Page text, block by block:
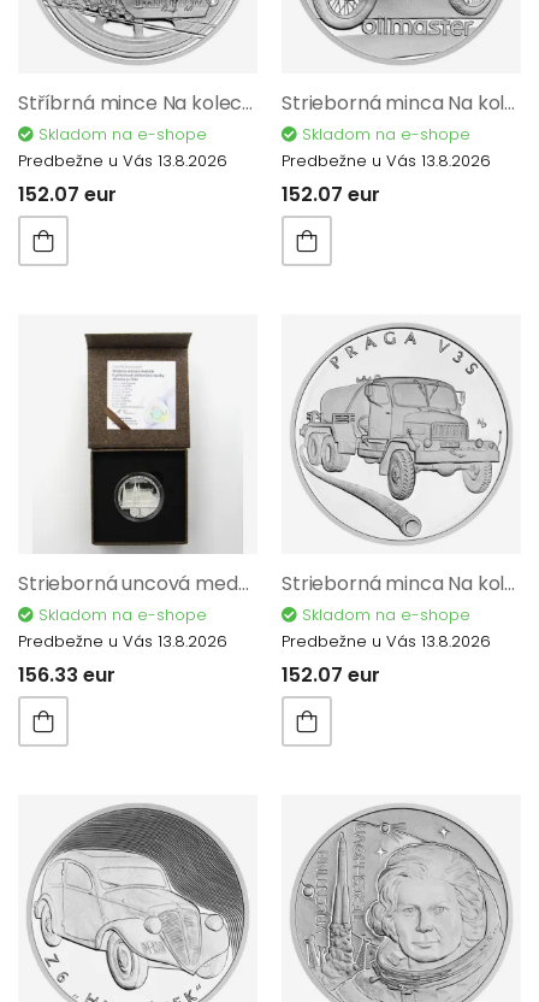
Stříbrná mince Na kolech - Elektrická lokomotiva S 699.001 proof
Skladom na e-shope
Predbežne u Vás 13.8.2026
152.07 eur
Strieborná minca Na kolesách - Motocykel JAWA Californian proof
Skladom na e-shope
Predbežne u Vás 13.8.2026
152.07 eur
Strieborná uncová medaila na príležitosť dokončenia stavby chrámu sv. Víta 2023 PROOF 12169
Skladom na e-shope
Predbežne u Vás 13.8.2026
156.33 eur
Strieborná minca Na kolesách - Nákladný automobil Praga V3S proof 2024 12222
Skladom na e-shope
Predbežne u Vás 13.8.2026
152.07 eur